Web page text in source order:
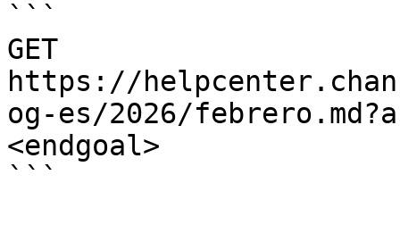
```
GET
https://
og-es/2026/
<endgoal>
```